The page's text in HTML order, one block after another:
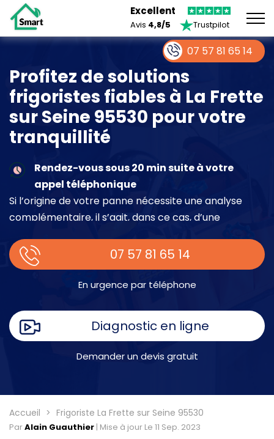
Excellent
Avis 4,8/5 Trustpilot
Profitez de solutions
frigoristes fiables à La Frette
sur Seine 95530 pour votre
tranquillité
Rendez-vous sous 20 min suite à votre
appel téléphonique
Si l’origine de votre panne nécessite une analyse
complémentaire, il s’agit, dans ce cas, d’une
place.
07 57 81 65 14
En urgence par téléphone
Diagnostic en ligne
Demander un devis gratuit
Accueil Frigoriste La Frette sur Seine 95530
ParAlain Guauthier | Mise à jour Le 11 Sep. 2023
07 57 81 65 14